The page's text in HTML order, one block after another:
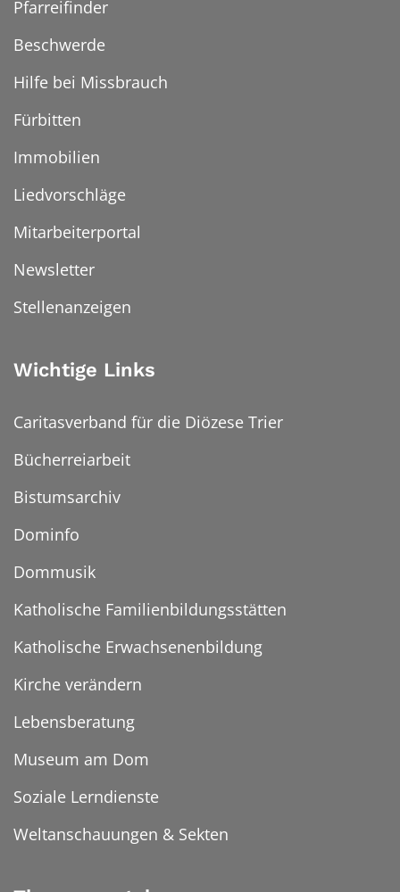
Pfarreifinder
Beschwerde
Hilfe bei Missbrauch
Fürbitten
Immobilien
Liedvorschläge
Mitarbeiterportal
Newsletter
Stellenanzeigen
Wichtige Links
Caritasverband für die Diözese Trier
Bücherreiarbeit
Bistumsarchiv
Dominfo
Dommusik
Katholische Familienbildungsstätten
Katholische Erwachsenenbildung
Kirche verändern
Lebensberatung
Museum am Dom
Soziale Lerndienste
Weltanschauungen & Sekten